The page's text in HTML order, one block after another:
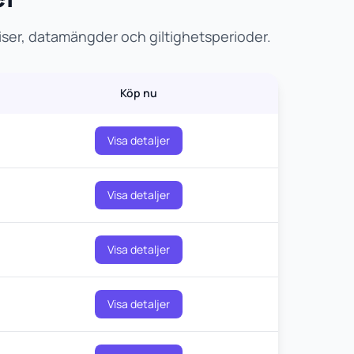
datamängder och giltighetsperioder.
Köp nu
Visa detaljer
Visa detaljer
Visa detaljer
Visa detaljer